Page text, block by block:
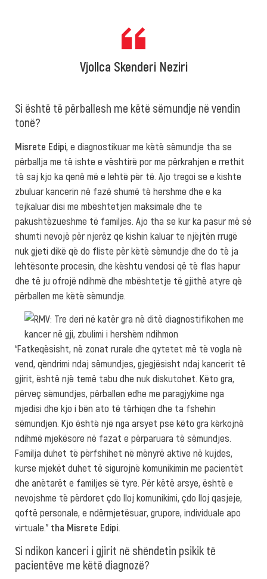
Vjollca Skenderi Neziri
Si është të përballesh me këtë sëmundje në vendin
tonë?
Misrete Edipi, e diagnostikuar me këtë sëmundje tha se
përballja me të ishte e vështirë por me përkrahjen e rrethit
të saj kjo ka qenë më e lehtë për të. Ajo tregoi se e kishte
zbuluar kancerin në fazë shumë të hershme dhe e ka
tejkaluar disi me mbështetjen maksimale dhe te
pakushtëzueshme të familjes. Ajo tha se kur ka pasur më së
shumti nevojë për njerëz qe kishin kaluar te njëjtën rrugë
nuk gjeti dikë që do fliste për këtë sëmundje dhe do të ja
lehtësonte procesin, dhe kështu vendosi që të flas hapur
dhe të ju ofrojë ndihmë dhe mbështetje të gjithë atyre që
përballen me këtë sëmundje.
“Fatkeqësisht, në zonat rurale dhe qytetet më të vogla në
vend, qëndrimi ndaj sëmundjes, gjegjësisht ndaj kancerit të
gjirit, është një temë tabu dhe nuk diskutohet. Këto gra,
përveç sëmundjes, përballen edhe me paragjykime nga
mjedisi dhe kjo i bën ato të tërhiqen dhe ta fshehin
sëmundjen. Kjo është një nga arsyet pse këto gra kërkojnë
ndihmë mjekësore në fazat e përparuara të sëmundjes.
Familja duhet të përfshihet në mënyrë aktive në kujdes,
kurse mjekët duhet të sigurojnë komunikimin me pacientët
dhe anëtarët e familjes së tyre. Për këtë arsye, është e
nevojshme të përdoret çdo lloj komunikimi, çdo lloj qasjeje,
qoftë personale, e ndërmjetësuar, grupore, individuale apo
virtuale.” tha Misrete Edipi.
Si ndikon kanceri i gjirit në shëndetin psikik të
pacientëve me këtë diagnozë?